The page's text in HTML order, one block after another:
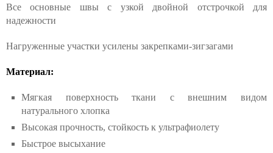
Все основные швы с узкой двойной отстрочкой для
надежности
Нагруженные участки усилены закрепками-зигзагами
Материал:
Мягкая поверхность ткани с внешним видом
натурального хлопка
Высокая прочность, стойкость к ультрафиолету
Быстрое высыхание